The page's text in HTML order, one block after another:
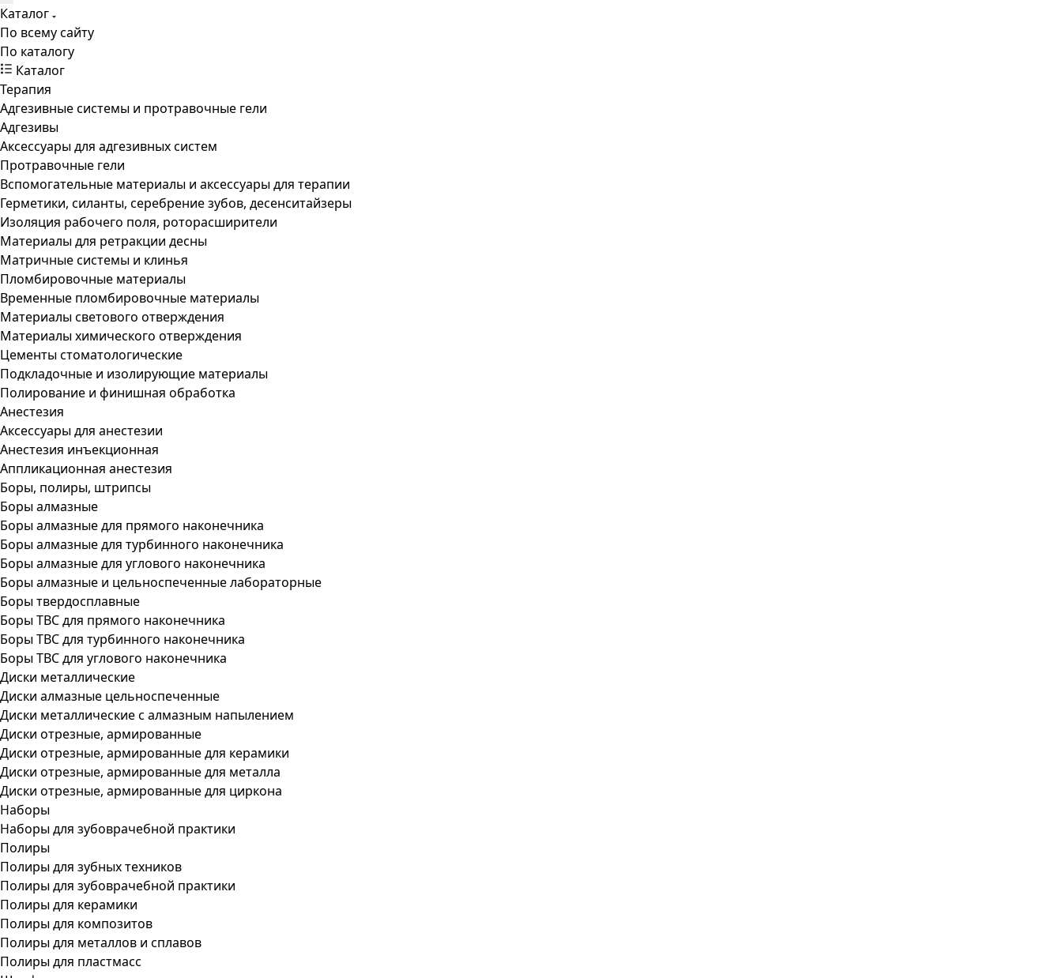
Каталог
По всему сайту
По каталогу
Каталог
Терапия
Адгезивные системы и протравочные гели
Адгезивы
Аксессуары для адгезивных систем
Протравочные гели
Вспомогательные материалы и аксессуары для терапии
Герметики, силанты, серебрение зубов, десенситайзеры
Изоляция рабочего поля, роторасширители
Материалы для ретракции десны
Матричные системы и клинья
Пломбировочные материалы
Временные пломбировочные материалы
Материалы светового отверждения
Материалы химического отверждения
Цементы стоматологические
Подкладочные и изолирующие материалы
Полирование и финишная обработка
Анестезия
Аксессуары для анестезии
Анестезия инъекционная
Аппликационная анестезия
Боры, полиры, штрипсы
Боры алмазные
Боры алмазные для прямого наконечника
Боры алмазные для турбинного наконечника
Боры алмазные для углового наконечника
Боры алмазные и цельноспеченные лабораторные
Боры твердосплавные
Боры ТВС для прямого наконечника
Боры ТВС для турбинного наконечника
Боры ТВС для углового наконечника
Диски металлические
Диски алмазные цельноспеченные
Диски металлические с алмазным напылением
Диски отрезные, армированные
Диски отрезные, армированные для керамики
Диски отрезные, армированные для металла
Диски отрезные, армированные для циркона
Наборы
Наборы для зубоврачебной практики
Полиры
Полиры для зубных техников
Полиры для зубоврачебной практики
Полиры для керамики
Полиры для композитов
Полиры для металлов и сплавов
Полиры для пластмасс